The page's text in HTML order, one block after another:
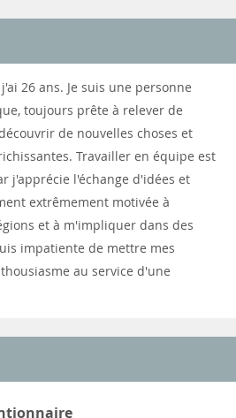
26 ans. Je suis une personne
toujours prête à relever de
de nouvelles choses et
Travailler en équipe est
j'apprécie l'échange d'idées et
extrêmement motivée à
et à m'impliquer dans des
impatiente de mettre mes
au service d'une